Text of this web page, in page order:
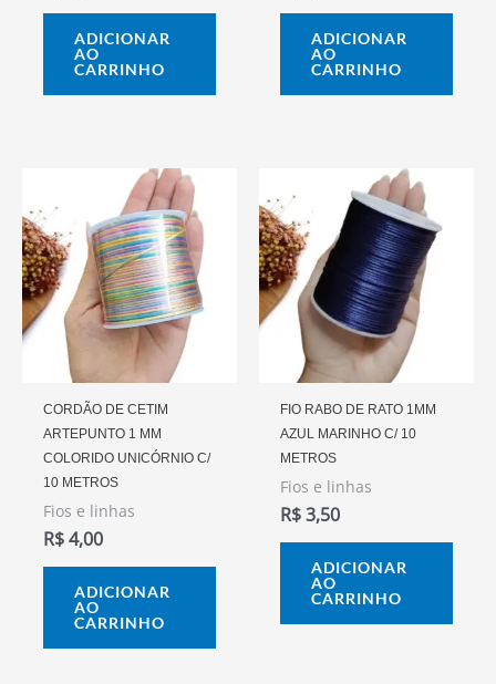
ADICIONAR
AO
CARRINHO
ADICIONAR
AO
CARRINHO
CORDÃO DE CETIM
ARTEPUNTO 1 MM
COLORIDO UNICÓRNIO C/
10 METROS
Fios e linhas
R$4,00
ADICIONAR
AO
CARRINHO
FIO RABO DE RATO 1MM
AZUL MARINHO C/ 10
METROS
Fios e linhas
R$3,50
ADICIONAR
AO
CARRINHO